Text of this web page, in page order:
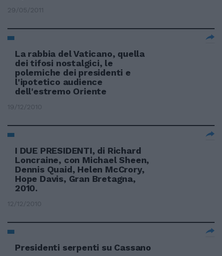
29/05/2011
La rabbia del Vaticano, quella
dei tifosi nostalgici, le
polemiche dei presidenti e
l'ipotetico audience
dell'estremo Oriente
19/12/2010
I DUE PRESIDENTI, di Richard
Loncraine, con Michael Sheen,
Dennis Quaid, Helen McCrory,
Hope Davis, Gran Bretagna,
2010.
12/12/2010
Presidenti serpenti su Cassano